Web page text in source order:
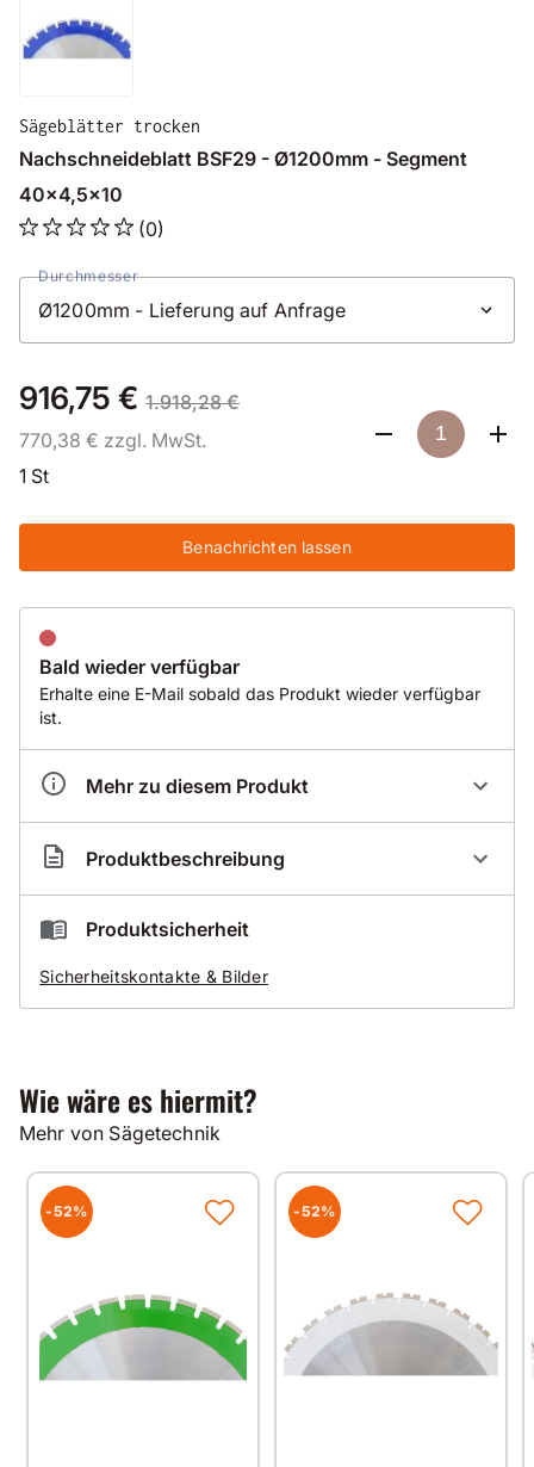
Sägeblätter trocken
Nachschneideblatt BSF29 - Ø1200mm - Segment
40x4,5x10
(0)
Durchmesser
916,75 € 1.918,28 €
770,38 € zzgl. MwSt.
1 St
Benachrichten lassen
Bald wieder verfügbar
Erhalte eine E-Mail sobald das Produkt wieder verfügbar
ist.
Mehr zu diesem Produkt
Artikelnummer FB1028012
Produktbeschreibung
Nachschneideblatt BSF29
zum Schneiden von Beton mit normalen
Produktsicherheit
Sicherheitskontakte & Bilder
Wie wäre es hiermit?
Mehr von Sägetechnik
-52% -52%